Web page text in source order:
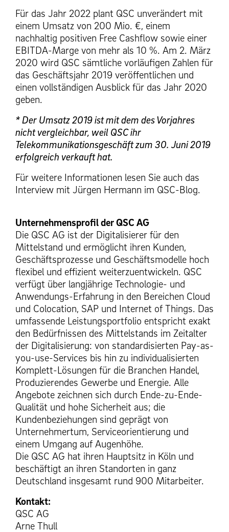
Für das Jahr 2022 plant QSC unverändert mit
einem Umsatz von 200 Mio. €, einem
nachhaltig positiven Free Cashflow sowie einer
EBITDA-Marge von mehr als 10 %. Am 2. März
2020 wird QSC sämtliche vorläufigen Zahlen für
das Geschäftsjahr 2019 veröffentlichen und
einen vollständigen Ausblick für das Jahr 2020
geben.
* Der Umsatz 2019 ist mit dem des Vorjahres
nicht vergleichbar, weil QSC ihr
Telekommunikationsgeschäft zum 30. Juni 2019
erfolgreich verkauft hat.
Für weitere Informationen lesen Sie auch das
Interview mit Jürgen Hermann im QSC-Blog.
Unternehmensprofil der QSC AG
Die QSC AG ist der Digitalisierer für den
Mittelstand und ermöglicht ihren Kunden,
Geschäftsprozesse und Geschäftsmodelle hoch
flexibel und effizient weiterzuentwickeln. QSC
verfügt über langjährige Technologie- und
Anwendungs-Erfahrung in den Bereichen Cloud
und Colocation, SAP und Internet of Things. Das
umfassende Leistungsportfolio entspricht exakt
den Bedürfnissen des Mittelstands im Zeitalter
der Digitalisierung: von standardisierten Pay-as-
you-use-Services bis hin zu individualisierten
Komplett-Lösungen für die Branchen Handel,
Produzierendes Gewerbe und Energie. Alle
Angebote zeichnen sich durch Ende-zu-Ende-
Qualität und hohe Sicherheit aus; die
Kundenbeziehungen sind geprägt von
Unternehmertum, Serviceorientierung und
einem Umgang auf Augenhöhe.
Die QSC AG hat ihren Hauptsitz in Köln und
beschäftigt an ihren Standorten in ganz
Deutschland insgesamt rund 900 Mitarbeiter.
Kontakt:
QSC AG
Arne Thull